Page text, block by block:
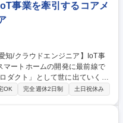
開発事業を牽引するコアメ
ダクト」として世に出ていくた
が豊かになる過程をダイレクト
・運用 ・収集データの活用やデ
OK 完全週休2日制 土日祝休み